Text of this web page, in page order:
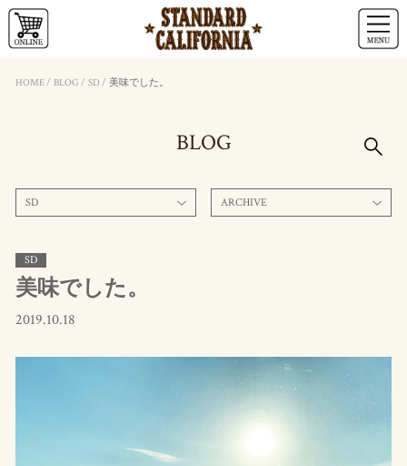
HOME/ BLOG / SD / 美味でした。
BLOG
SD ARCHIVE
SD
美味でした。
2019.10.18